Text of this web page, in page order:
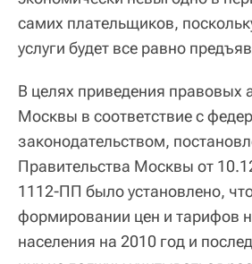
самих плательщиков,
услуги будет все равно
В целях приведения правовых
Москвы в соответствие с
законодательством,
Правительства Москвы от
1112-ПП было установлено,
формировании цен и тарифов
населения на 2010 год и